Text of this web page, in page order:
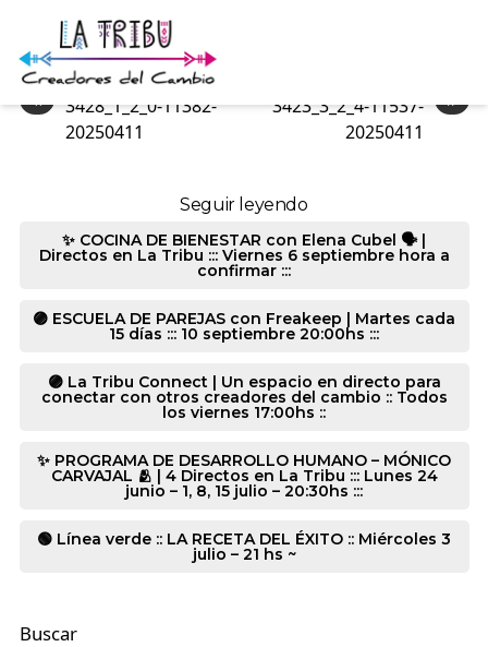
3373_3_2_2-11385-20250411
«
3428_1_2_0-11382-
20250411
»
3423_3_2_4-11537-
20250411
Seguir leyendo
✨ COCINA DE BIENESTAR con Elena Cubel 🗣️ |
Directos en La Tribu ::: Viernes 6 septiembre hora a
confirmar :::
🟣 ESCUELA DE PAREJAS con Freakeep | Martes cada
15 días ::: 10 septiembre 20:00hs :::
🟣 La Tribu Connect | Un espacio en directo para
conectar con otros creadores del cambio :: Todos
los viernes 17:00hs ::
✨ PROGRAMA DE DESARROLLO HUMANO – MÓNICO
CARVAJAL 🫂 | 4 Directos en La Tribu ::: Lunes 24
junio – 1, 8, 15 julio – 20:30hs :::
🟢 Línea verde :: LA RECETA DEL ÉXITO :: Miércoles 3
julio – 21 hs ~
Buscar